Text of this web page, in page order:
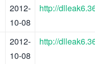
2012-
10-08
http://
2012-
10-08
http://